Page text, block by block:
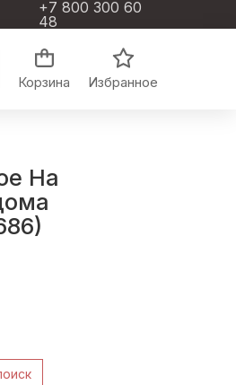
+7 800 300 60
48
Корзина Избранное
На